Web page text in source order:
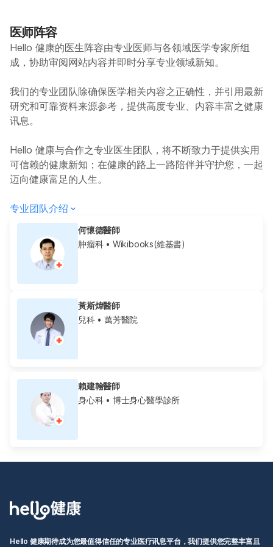
医师阵容
Hello 健康的医生阵容由专业医师与各领域医学专家所组
成，协助审阅网站内容并即时分享专业领域新知。
我们的专业团队除确保医学相关内容之正确性，并引用最新
研究和可靠资料来源参考，提供高度专业、内容丰富之健康
讯息。
Hello 健康与合作之专业医生团队，将不断致力于提供实用
可信赖的健康新知；在健康的路上一路陪伴并守护您，一起
迈向健康富足的人生。
专业团队介绍
何懷德醫師
肿瘤科• Wikibooks(維基書)
黃斯煒醫師
兒科• 萬芳醫院
賴建翰醫師
身心科• 博士身心醫學診所
Hello 健康期待成为您最值得信任的专业医疗讯息平台，我们提供您完整丰富且